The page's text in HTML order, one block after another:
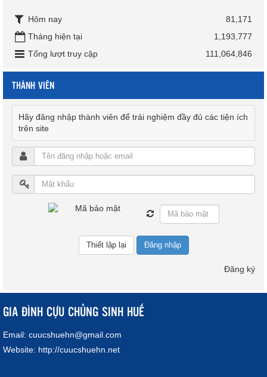
Hôm nay
81,171
Tháng hiện tại
1,193,777
Tổng lượt truy cập
111,064,846
THÀNH VIÊN
Hãy đăng nhập thành viên để trải nghiệm đầy đủ các tiện ích
trên site
Đăng nhập
Đăng ký
GIA ĐÌNH CỰU CHỦNG SINH HUẾ
Email: cuucshuehn@gmail.com
Website: http://cuucshuehn.net